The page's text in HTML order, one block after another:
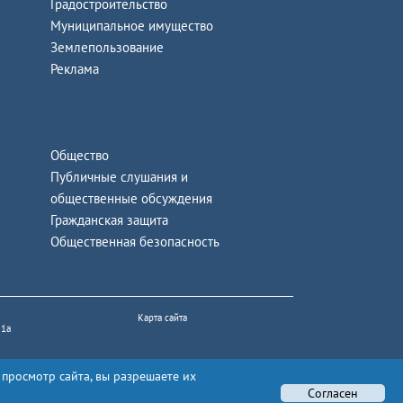
Градостроительство
Муниципальное имущество
Землепользование
Реклама
Общество
Публичные слушания и
общественные обсуждения
Гражданская защита
Общественная безопасность
Карта сайта
сайта, вы разрешаете их
Согласен